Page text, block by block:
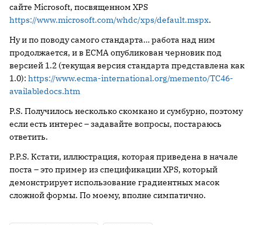
сайте Microsoft, посвященном XPS
https://www.microsoft.com/whdc/xps/default.mspx.
Ну и по поводу самого стандарта… работа над ним
продолжается, и в ECMA опубликован черновик под
версией 1.2 (текущая версия стандарта представлена как
1.0): https://www.ecma-international.org/memento/TC46-
availabledocs.htm
P.S. Получилось несколько скомкано и сумбурно, поэтому
если есть интерес – задавайте вопросы, постараюсь
ответить.
P.P.S. Кстати, иллюстрация, которая приведена в начале
поста – это пример из спецификации XPS, который
демонстрирует использование градиентных масок
сложной формы. По моему, вполне симпатично.